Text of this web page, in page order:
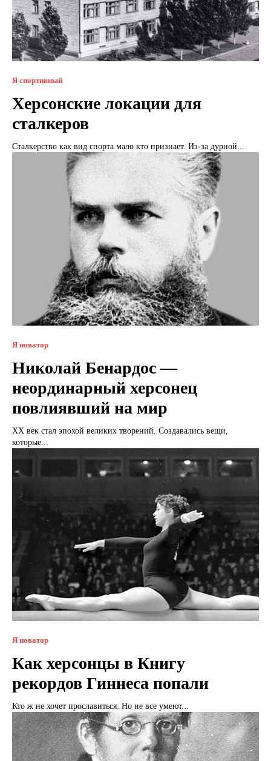
Я спортивный
Херсонские локации для
сталкеров
Сталкерство как вид спорта мало кто признает. Из-за дурной...
Я новатор
Николай Бенардос —
неординарный херсонец
повлиявший на мир
ХХ век стал эпохой великих творений. Создавались вещи,
которые...
Я новатор
Как херсонцы в Книгу
рекордов Гиннеса попали
Кто ж не хочет прославиться. Но не все умеют...